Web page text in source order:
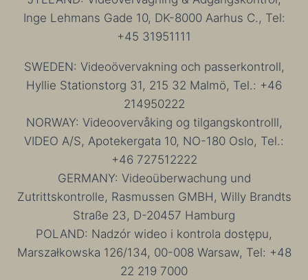
Inge Lehmans Gade 10, DK-8000 Aarhus C., Tel:
+45 31951111
SWEDEN: Videoövervakning och passerkontroll,
Hyllie Stationstorg 31, 215 32 Malmö, Tel.: +46
214950222
NORWAY: Videoovervåking og tilgangskontrolll,
VIDEO A/S, Apotekergata 10, NO-180 Oslo, Tel.:
+46 727512222
GERMANY: Videoüberwachung und
Zutrittskontrolle, Rasmussen GMBH, Willy Brandts
Straße 23, D-20457 Hamburg
POLAND: Nadzór wideo i kontrola dostępu,
Marszałkowska 126/134, 00-008 Warsaw, Tel: +48
22 219 7000